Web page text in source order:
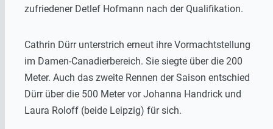
zufriedener Detlef Hofmann nach der Qualifikation.
Cathrin Dürr unterstrich erneut ihre Vormachtstellung
im Damen-Canadierbereich. Sie siegte über die 200
Meter. Auch das zweite Rennen der Saison entschied
Dürr über die 500 Meter vor Johanna Handrick und
Laura Roloff (beide Leipzig) für sich.